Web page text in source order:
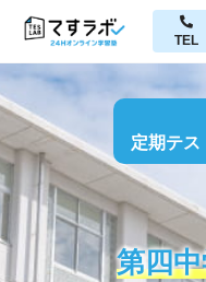
TEL
定期テス
第四